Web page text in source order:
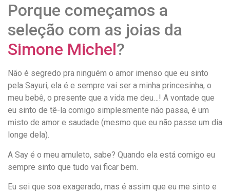
Porque começamos a
seleção com as joias da
Simone Michel?
Não é segredo pra ninguém o amor imenso que eu sinto
pela Sayuri, ela é e sempre vai ser a minha princesinha, o
meu bebê, o presente que a vida me deu…! A vontade que
eu sinto de tê-la comigo simplesmente não passa, é um
misto de amor e saudade (mesmo que eu não passe um dia
longe dela).
A Say é o meu amuleto, sabe? Quando ela está comigo eu
sempre sinto que tudo vai ficar bem.
Eu sei que soa exagerado, mas é assim que eu me sinto e